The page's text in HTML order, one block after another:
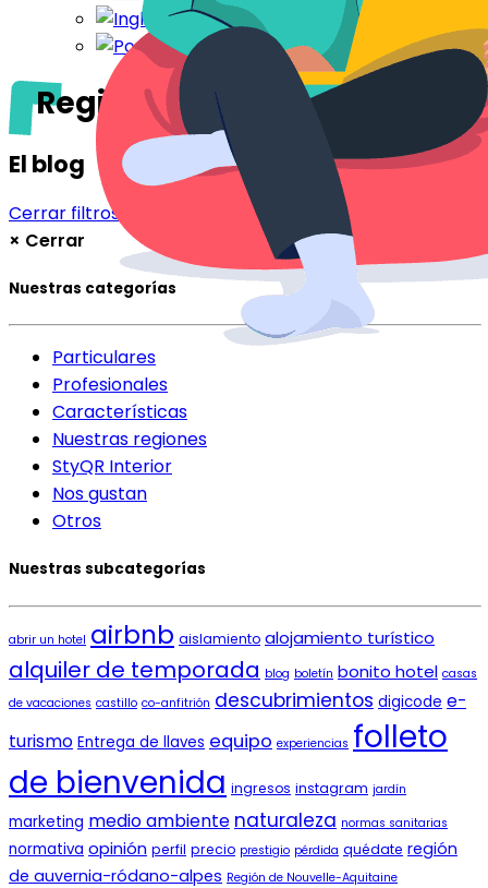
Región de Córcega
El blog
Cerrar filtros
× Cerrar
Nuestras categorías
Particulares
Profesionales
Características
Nuestras regiones
StyQR Interior
Nos gustan
Otros
Nuestras subcategorías
abrir un hotel airbnb aislamiento alojamiento turístico
alquiler de temporada blog boletín bonito hotel casas
de vacaciones castillo co-anfitrión descubrimientos digicode e-
turismo Entrega de llaves equipo experiencias folleto
de bienvenida ingresos instagram jardín
marketing medio ambiente naturaleza normas sanitarias
normativa opinión perfil precio prestigio pérdida quédate región
de auvernia-ródano-alpes Región de Nouvelle-Aquitaine